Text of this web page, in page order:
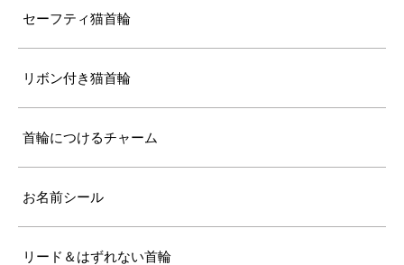
〔首輪サイズ〕
〔サイズの目安〕
7kg超えの大型の成猫
セーフティ猫首輪
リボン付き猫首輪
首輪につけるチャーム
お名前シール
リード＆はずれない首輪